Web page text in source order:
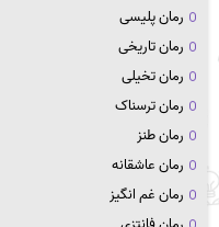
رمان پلیسی
رمان تاریخی
رمان تخیلی
رمان ترسناک
رمان طنز
رمان عاشقانه
رمان غم انگیز